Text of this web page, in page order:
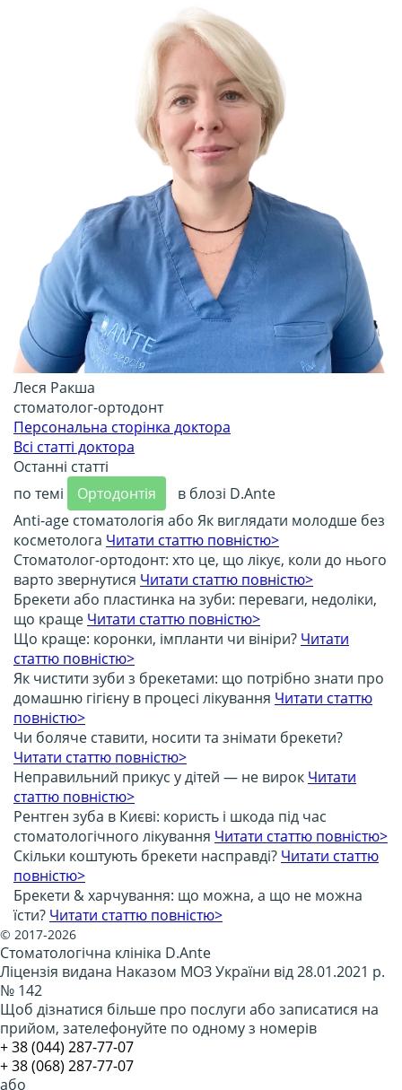
Леся Ракша
стоматолог-ортодонт
Персональна сторінка доктора
Всі статті доктора
Останні статті
по темі
Ортодонтія
в блозі D.Ante
Anti-age стоматологія або Як виглядати молодше без
косметолога Читати статтю повністю>
Стоматолог-ортодонт: хто це, що лікує, коли до нього
варто звернутися Читати статтю повністю>
Брекети або пластинка на зуби: переваги, недоліки,
що краще Читати статтю повністю>
Що краще: коронки, імпланти чи вініри? Читати
статтю повністю>
Як чистити зуби з брекетами: що потрібно знати про
домашню гігієну в процесі лікування Читати статтю
повністю>
Чи боляче ставити, носити та знімати брекети?
Читати статтю повністю>
Неправильний прикус у дітей — не вирок Читати
статтю повністю>
Рентген зуба в Києві: користь і шкода під час
стоматологічного лікування Читати статтю повністю>
Скільки коштують брекети насправді? Читати статтю
повністю>
Брекети & харчування: що можна, а що не можна
їсти? Читати статтю повністю>
© 2017-2026
Стоматологічна клініка D.Ante
Ліцензія видана Наказом МОЗ України від 28.01.2021 р.
№ 142
Щоб дізнатися більше про послуги або записатися на
прийом, зателефонуйте по одному з номерів
​+ 38 (044) 287-77-07
+ 38 (068) 287-77-07
або